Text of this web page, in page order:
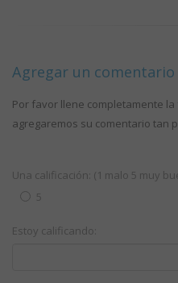
Agregar un comentario
Por favor llene completamente
agregaremos su comentario tan
Una calificación: (1 malo 5 muy
5
Estoy calificando: